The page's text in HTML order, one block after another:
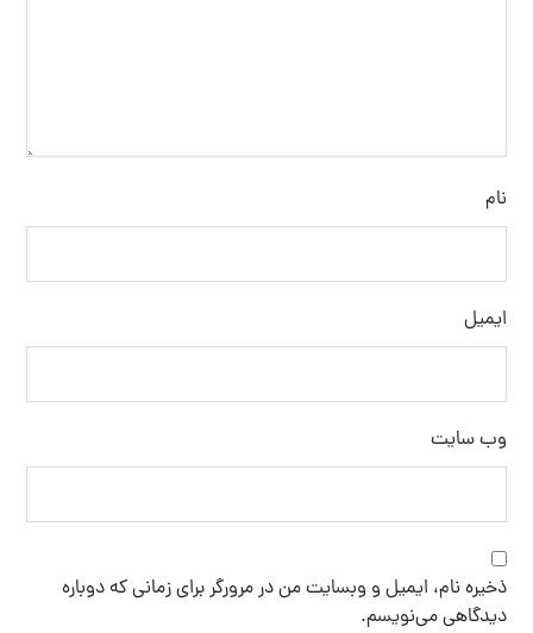
نام
ایمیل
وب‌ سایت
ذخیره نام، ایمیل و وبسایت من در مرورگر برای زمانی که دوباره
دیدگاهی می‌نویسم.